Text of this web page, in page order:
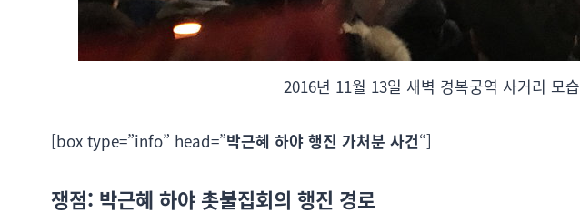
2016년 11월 13일 새벽 경복궁역 사거리 모습
[box type=”info” head=”박근혜 하야 행진 가처분 사건“]
쟁점: 박근혜 하야 촛불집회의 행진 경로